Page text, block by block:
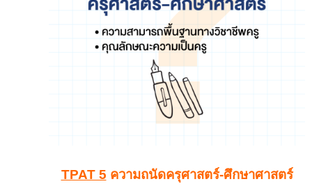
TPAT 5 ความถนัดครุศาสตร์-ศึกษาศาสตร์